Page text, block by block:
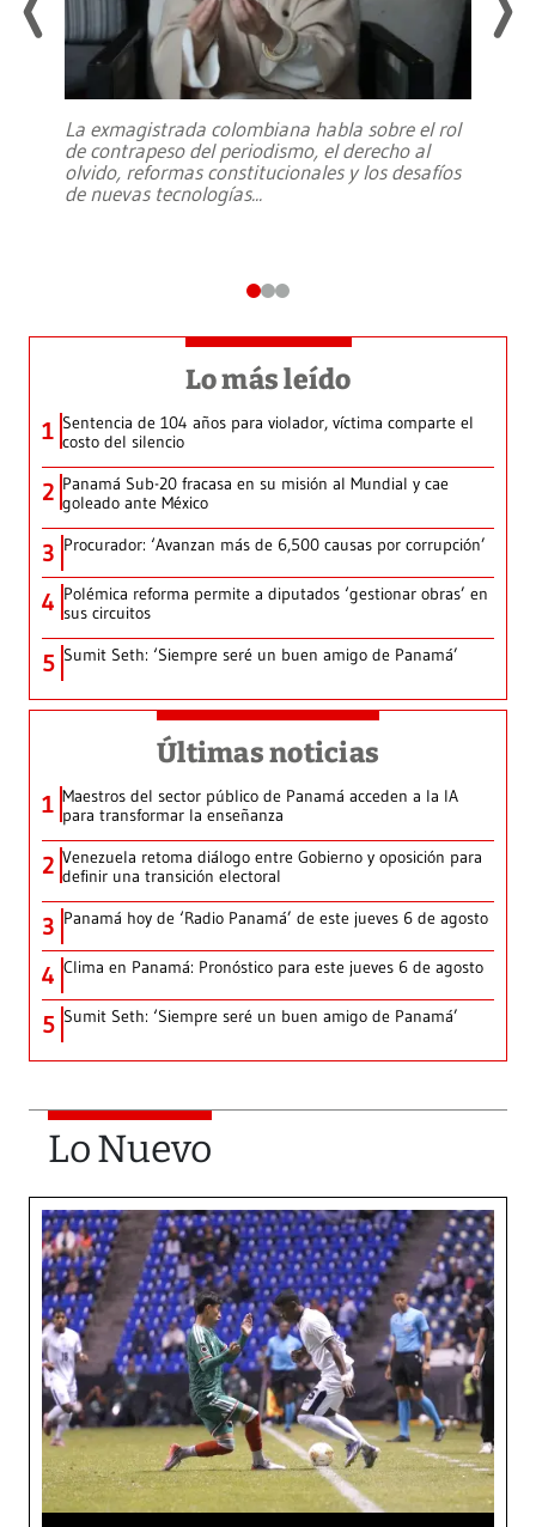
La exmagistrada colombiana habla sobre el rol
de contrapeso del periodismo, el derecho al
olvido, reformas constitucionales y los desafíos
de nuevas tecnologías...
Lo más leído
1 Sentencia de 104 años para violador, víctima comparte el
costo del silencio
2 Panamá Sub-20 fracasa en su misión al Mundial y cae
goleado ante México
3 Procurador: ‘Avanzan más de 6,500 causas por corrupción’
4 Polémica reforma permite a diputados ‘gestionar obras’ en
sus circuitos
5 Sumit Seth: ‘Siempre seré un buen amigo de Panamá’
Últimas noticias
1 Maestros del sector público de Panamá acceden a la IA
para transformar la enseñanza
2 Venezuela retoma diálogo entre Gobierno y oposición para
definir una transición electoral
3 Panamá hoy de ‘Radio Panamá’ de este jueves 6 de agosto
4 Clima en Panamá: Pronóstico para este jueves 6 de agosto
5 Sumit Seth: ‘Siempre seré un buen amigo de Panamá’
Lo Nuevo